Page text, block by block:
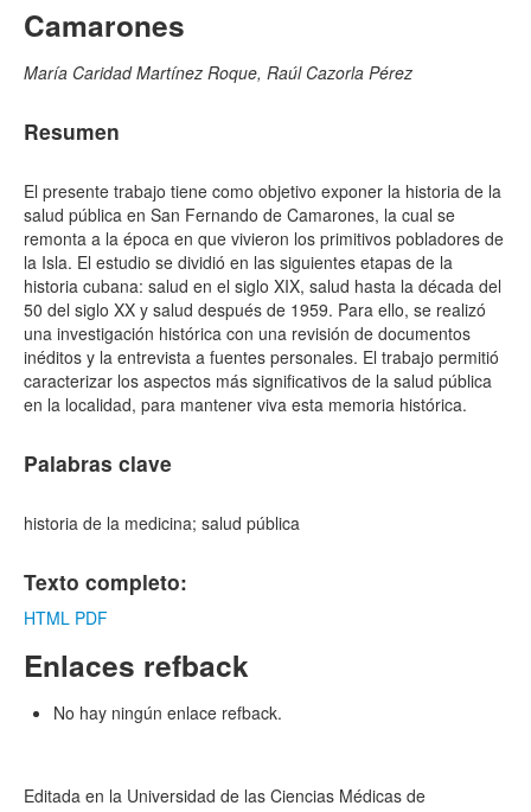
Camarones
María Caridad Martínez Roque, Raúl Cazorla Pérez
Resumen
El presente trabajo tiene como objetivo exponer la historia de la
salud pública en San Fernando de Camarones, la cual se
remonta a la época en que vivieron los primitivos pobladores de
la Isla. El estudio se dividió en las siguientes etapas de la
historia cubana: salud en el siglo XIX, salud hasta la década del
50 del siglo XX y salud después de 1959. Para ello, se realizó
una investigación histórica con una revisión de documentos
inéditos y la entrevista a fuentes personales. El trabajo permitió
caracterizar los aspectos más significativos de la salud pública
en la localidad, para mantener viva esta memoria histórica.
Palabras clave
historia de la medicina; salud pública
Texto completo:
HTML PDF
Enlaces refback
No hay ningún enlace refback.
Editada en la Universidad de las Ciencias Médicas de